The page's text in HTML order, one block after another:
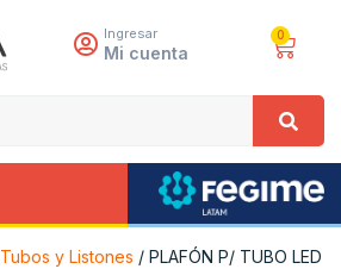
Ingresar
Mi cuenta
0
Tubos y Listones / PLAFÓN P/ TUBO LED